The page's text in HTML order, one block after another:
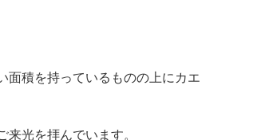
面積を持っているものの上にカエ
光を拝んでいます。